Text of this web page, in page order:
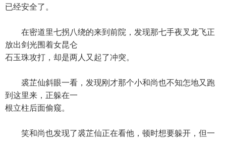
已经安全了。
在密道里七拐八绕的来到前院，发现那七手夜叉龙飞正
放出剑光围着女昆仑
石玉珠攻打，却是两人又起了冲突。
裘芷仙斜眼一看，发现刚才那个小和尚也不知怎地又跑
到这里来，正躲在一
根立柱后面偷窥。
笑和尚也发现了裘芷仙正在看他，顿时想要躲开，但一